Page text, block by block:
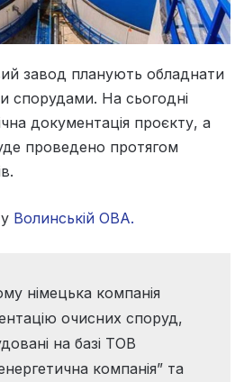
завод планують обладнати
спорудами. На сьогодні
документація проєкту, а
проведено протягом
Волинській ОВА.
німецька компанія
очисних споруд,
на базі ТОВ
компанія” та